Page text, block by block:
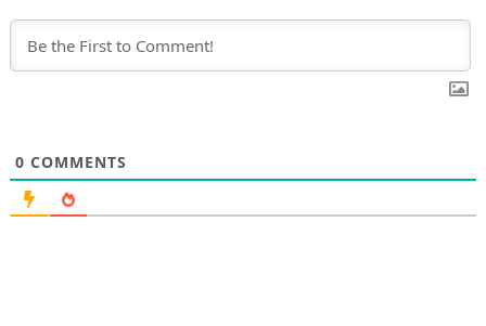
0 COMMENTS